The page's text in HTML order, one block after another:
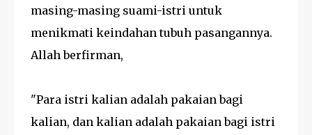
masing-masing suami-istri untuk
menikmati keindahan tubuh pasangannya.
Allah berfirman,
"Para istri kalian adalah pakaian bagi
kalian, dan kalian adalah pakaian bagi istri